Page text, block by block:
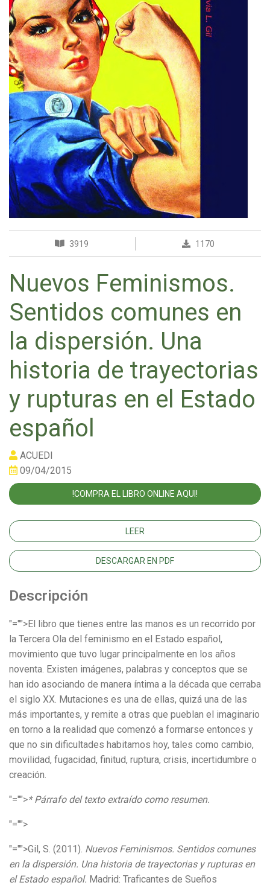
3919 1170
Nuevos Feminismos.
Sentidos comunes en
la dispersión. Una
historia de trayectorias
y rupturas en el Estado
español
ACUEDI
09/04/2015
!COMPRA EL LIBRO ONLINE AQUI!
LEER
DESCARGAR EN PDF
Descripción
"="">El libro que tienes entre las manos es un recorrido por
la Tercera Ola del feminismo en el Estado español,
movimiento que tuvo lugar principalmente en los años
noventa. Existen imágenes, palabras y conceptos que se
han ido asociando de manera íntima a la década que cerraba
el siglo XX. Mutaciones es una de ellas, quizá una de las
más importantes, y remite a otras que pueblan el imaginario
en torno a la realidad que comenzó a formarse entonces y
que no sin dificultades habitamos hoy, tales como cambio,
movilidad, fugacidad, finitud, ruptura, crisis, incertidumbre o
creación.
"="">* Párrafo del texto extraído como resumen.
"="">
"="">Gil, S. (2011). Nuevos Feminismos. Sentidos comunes
en la dispersión. Una historia de trayectorias y rupturas en
el Estado español. Madrid: Traficantes de Sueños